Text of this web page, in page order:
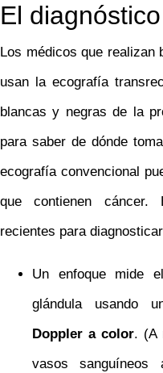
El diagnóstico
Los médicos que realizan
usan la ecografía
blancas y negras de la
para saber de dónde
ecografía convencional
que contienen cáncer.
recientes para
Un enfoque mide
glándula usando
Doppler a color. (A
vasos